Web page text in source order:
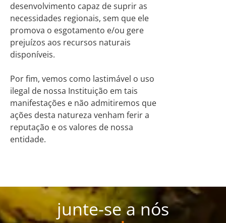
desenvolvimento capaz de suprir as
necessidades regionais, sem que ele
promova o esgotamento e/ou gere
prejuízos aos recursos naturais
disponíveis.
Por fim, vemos como lastimável o uso
ilegal de nossa Instituição em tais
manifestações e não admitiremos que
ações desta natureza venham ferir a
reputação e os valores de nossa
entidade.
junte-se a nós